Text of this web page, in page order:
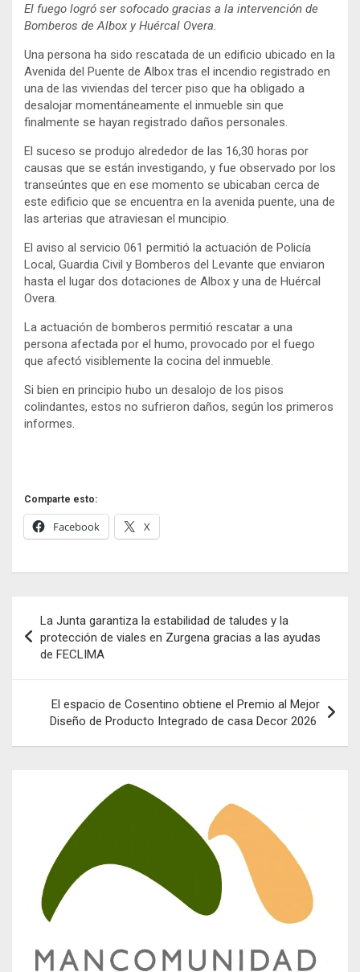
El fuego logró ser sofocado gracias a la intervención de
Bomberos de Albox y Huércal Overa.
Una persona ha sido rescatada de un edificio ubicado en la
Avenida del Puente de Albox tras el incendio registrado en
una de las viviendas del tercer piso que ha obligado a
desalojar momentáneamente el inmueble sin que
finalmente se hayan registrado daños personales.
El suceso se produjo alrededor de las 16,30 horas por
causas que se están investigando, y fue observado por los
transeúntes que en ese momento se ubicaban cerca de
este edificio que se encuentra en la avenida puente, una de
las arterias que atraviesan el muncipio.
El aviso al servicio 061 permitió la actuación de Policía
Local, Guardia Civil y Bomberos del Levante que enviaron
hasta el lugar dos dotaciones de Albox y una de Huércal
Overa.
La actuación de bomberos permitió rescatar a una
persona afectada por el humo, provocado por el fuego
que afectó visiblemente la cocina del inmueble.
Si bien en principio hubo un desalojo de los pisos
colindantes, estos no sufrieron daños, según los primeros
informes.
Comparte esto:
Facebook X
de
entradas
La Junta garantiza la estabilidad de taludes y la
protección de viales en Zurgena gracias a las ayudas
de FECLIMA
El espacio de Cosentino obtiene el Premio al Mejor
Diseño de Producto Integrado de casa Decor 2026